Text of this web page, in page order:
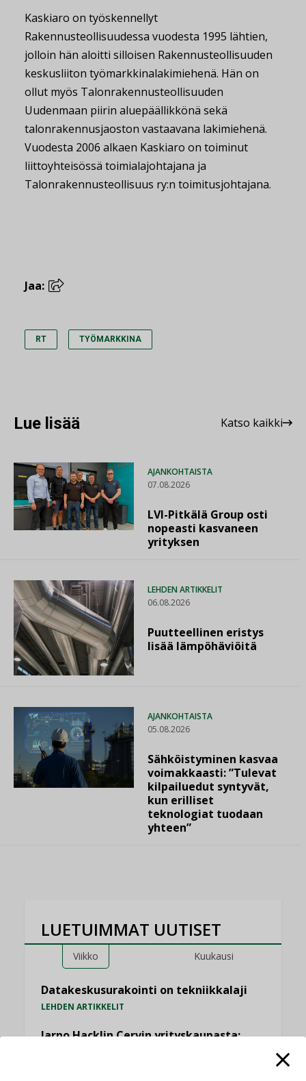
Kaskiaro on työskennellyt
Rakennusteollisuudessa vuodesta 1995 lähtien,
jolloin hän aloitti silloisen Rakennusteollisuuden
keskusliiton työmarkkinalakimiehenä. Hän on
ollut myös Talonrakennusteollisuuden
Uudenmaan piirin aluepäällikkönä sekä
talonrakennusjaoston vastaavana lakimiehenä.
Vuodesta 2006 alkaen Kaskiaro on toiminut
liittoyhteisössä toimialajohtajana ja
Talonrakennusteollisuus ry:n toimitusjohtajana.
Jaa:
RT TYÖMARKKINA
Lue lisää Katso kaikki
AJANKOHTAISTA
07.08.2026
LVI-Pitkälä Group osti
nopeasti kasvaneen
yrityksen
LEHDEN ARTIKKELIT
06.08.2026
Puutteellinen eristys
lisää lämpöhäviöitä
AJANKOHTAISTA
05.08.2026
Sähköistyminen kasvaa
voimakkaasti: ”Tulevat
kilpailuedut syntyvät,
kun erilliset
teknologiat tuodaan
yhteen”
LUETUIMMAT UUTISET
Viikko Kuukausi
Datakeskusurakointi on tekniikkalaji
LEHDEN ARTIKKELIT
Jarno Hacklin Cervin yrityskaupasta: